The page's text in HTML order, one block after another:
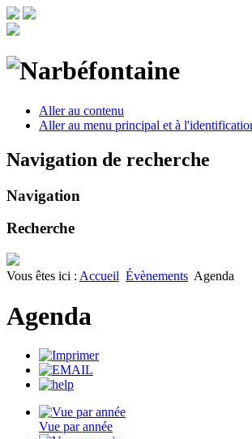
Aller au contenu
Aller au menu principal et à
Navigation de recherche
Navigation
Recherche
Vous êtes ici : Accueil Évènements Agenda
Agenda
Vue par année